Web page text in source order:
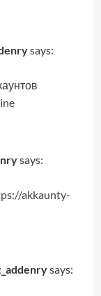
says:
says:
akkaunty-
says: